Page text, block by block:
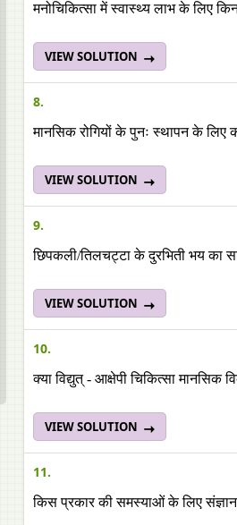
मनोचिकित्सा में स्वास्थ्य लाभ के लिए
VIEW SOLUTION
8.
मानसिक रोगियों के पुनः स्थापन के लिए
VIEW SOLUTION
9.
छिपकली/तिलचट्टा के दुरभिती भय का
VIEW SOLUTION
10.
क्या विद्युत् - आक्षेपी चिकित्सा मानसिक
VIEW SOLUTION
11.
किस प्रकार की समस्याओं के लिए